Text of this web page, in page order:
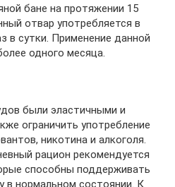
бане на протяжении 15
отвар употребляется в
в сутки. Применение данной
одного месяца.
были эластичными и
ограничить употребление
никотина и алкоголя.
рацион рекомендуется
способны поддерживать
в нормальном состоянии. К